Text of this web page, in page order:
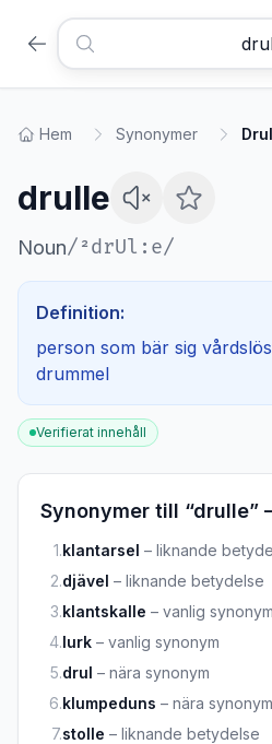
Hem Synonymer
drulle
Noun/²drUl:e/
Definition:
person som bär sig
drummel
Verifierat innehåll
Synonymer till “drulle”
1.klantarsel – liknande
2.djävel – liknande betydelse
3.klantskalle – vanlig synonym
4.lurk – vanlig synonym
5.drul – nära synonym
6.klumpeduns – nära synonym
7.stolle – liknande betydelse